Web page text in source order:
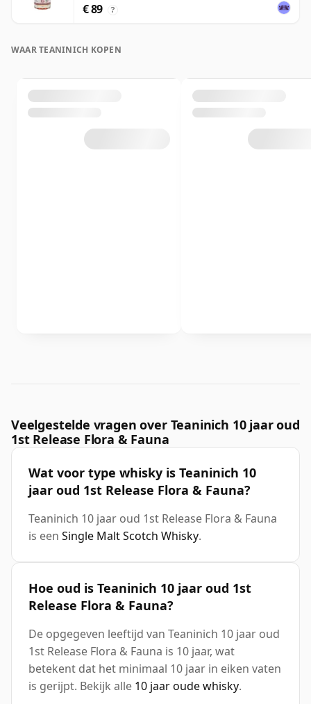
€ 89 ?
WAAR TEANINICH KOPEN
Veelgestelde vragen over Teaninich 10 jaar oud
1st Release Flora & Fauna
Wat voor type whisky is Teaninich 10
jaar oud 1st Release Flora & Fauna?
Teaninich 10 jaar oud 1st Release Flora & Fauna
is een Single Malt Scotch Whisky.
Hoe oud is Teaninich 10 jaar oud 1st
Release Flora & Fauna?
De opgegeven leeftijd van Teaninich 10 jaar oud
1st Release Flora & Fauna is 10 jaar, wat
betekent dat het minimaal 10 jaar in eiken vaten
is gerijpt. Bekijk alle 10 jaar oude whisky.